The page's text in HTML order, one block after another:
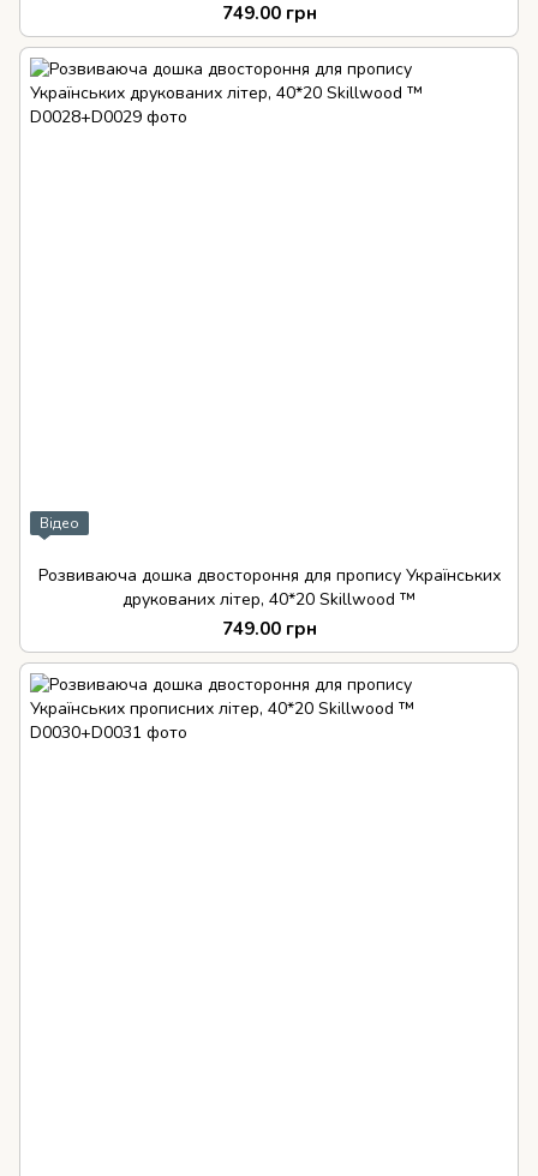
749.00 грн
Відео
Розвиваюча дошка двостороння для пропису Українських
друкованих літер, 40*20 Skillwood ™
749.00 грн